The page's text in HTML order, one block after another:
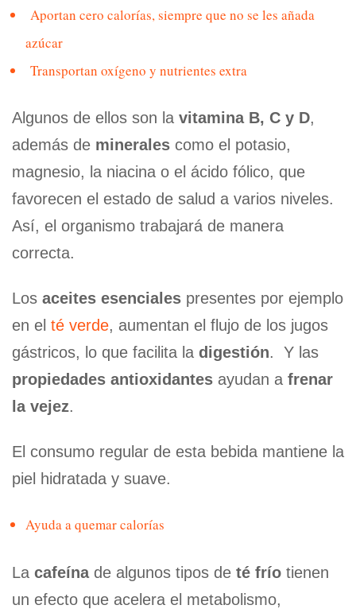
Aportan cero calorías, siempre que no se les añada
azúcar
Transportan oxígeno y nutrientes extra
Algunos de ellos son la vitamina B, C y D,
además de minerales como el potasio,
magnesio, la niacina o el ácido fólico, que
favorecen el estado de salud a varios niveles.
Así, el organismo trabajará de manera
correcta.
Los aceites esenciales presentes por ejemplo
en el té verde, aumentan el flujo de los jugos
gástricos, lo que facilita la digestión. Y las
propiedades antioxidantes ayudan a frenar
la vejez.
El consumo regular de esta bebida mantiene la
piel hidratada y suave.
Ayuda a quemar calorías
La cafeínade algunos tipos de té frío tienen
un efecto que acelera el metabolismo,